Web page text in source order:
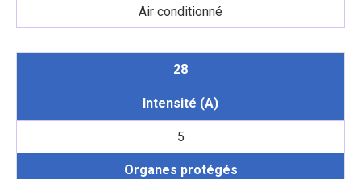
Air conditionné
28
Intensité (A)
5
Organes protégés